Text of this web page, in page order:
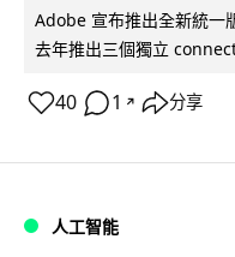
Adobe 宣布推出全新統一
去年推出三個獨立
40 1 ↗ 分享
人工智能